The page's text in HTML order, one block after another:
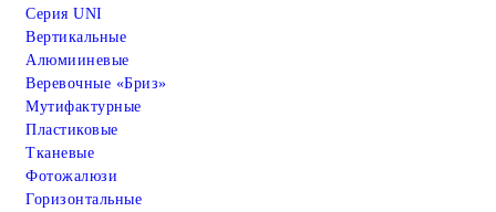
Серия UNI
Вертикальные
Алюмииневые
Веревочные «Бриз»
Мутифактурные
Пластиковые
Тканевые
Фотожалюзи
Горизонтальные